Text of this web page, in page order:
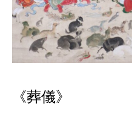
《葬儀》